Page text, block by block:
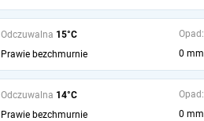
Odczuwalna 15°C
Prawie bezchmurnie
Opad:
0 mm
Odczuwalna 14°C
Prawie bezchmurnie
Opad:
0 mm